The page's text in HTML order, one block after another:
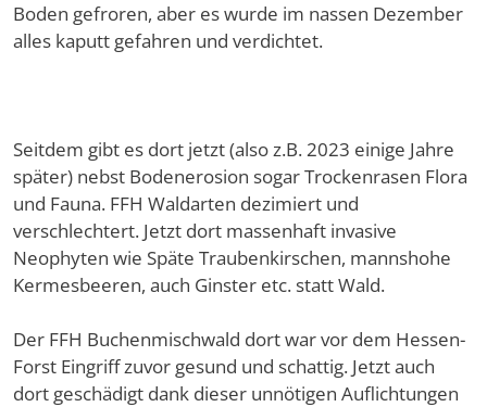
Boden gefroren, aber es wurde im nassen Dezember
alles kaputt gefahren und verdichtet.
Seitdem gibt es dort jetzt (also z.B. 2023 einige Jahre
später) nebst Bodenerosion sogar Trockenrasen Flora
und Fauna. FFH Waldarten dezimiert und
verschlechtert. Jetzt dort massenhaft invasive
Neophyten wie Späte Traubenkirschen, mannshohe
Kermesbeeren, auch Ginster etc. statt Wald.
Der FFH Buchenmischwald dort war vor dem Hessen-
Forst Eingriff zuvor gesund und schattig. Jetzt auch
dort geschädigt dank dieser unnötigen Auflichtungen